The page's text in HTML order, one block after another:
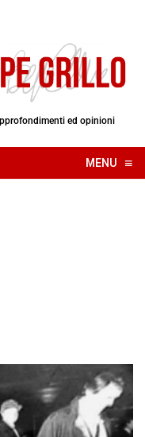
ed opinioni
MENU ≡
☰